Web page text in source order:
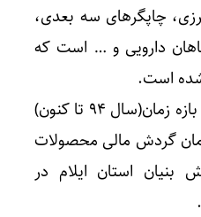
چاپگرهای سه بعدی،
دارویی و … است که
شده است.
وی افزود: همچنین در این بازه زمان(سال ۹۴ تا کنون)
میلیون تومان گردش مالی محصولات
استان ایلام در